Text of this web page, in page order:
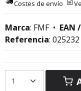
Costes de envío
Marca: FMF• EAN
Referencia: 025232